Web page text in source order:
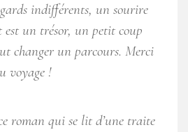
indifférents, un sourire
un trésor, un petit coup
changer un parcours. Merci
voyage !
roman qui se lit d’une traite